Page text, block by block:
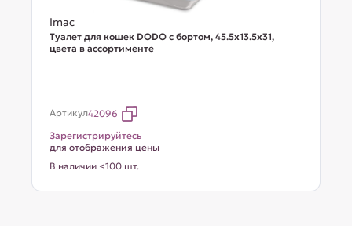
Imac
Туалет для кошек DODO с бортом, 45.5х13.5х31,
цвета в ассортименте
Артикул42096
Зарегистрируйтесь
для отображения цены
В наличии <100 шт.